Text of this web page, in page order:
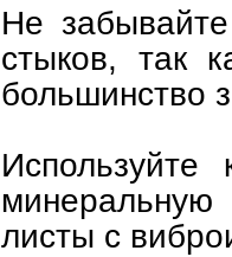
Не
стыков, так
большинство
листы с